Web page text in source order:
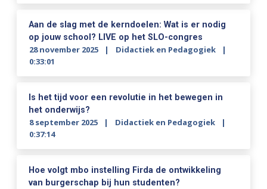
Aan de slag met de kerndoelen: Wat is er nodig
op jouw school? LIVE op het SLO-congres
28 november 2025
Didactiek en Pedagogiek
0:33:01
Is het tijd voor een revolutie in het bewegen in
het onderwijs?
8 september 2025
Didactiek en Pedagogiek
0:37:14
Hoe volgt mbo instelling Firda de ontwikkeling
van burgerschap bij hun studenten?